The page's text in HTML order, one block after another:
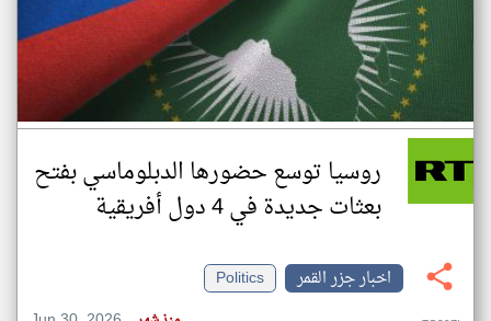
روسيا توسع حضورها الدبلوماسي بفتح
بعثات جديدة في 4 دول أفريقية
اخبار جزر القمر
Politics